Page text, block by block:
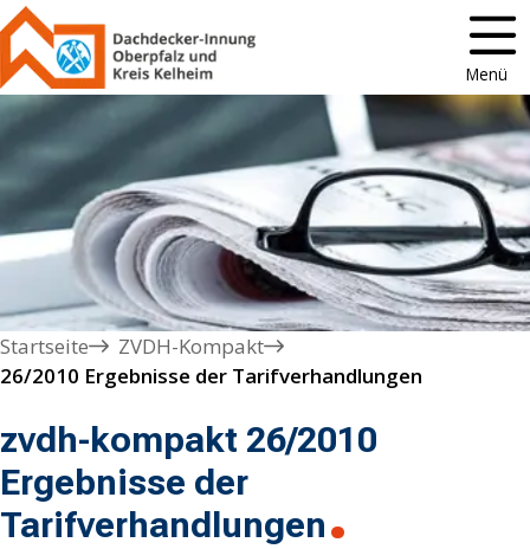
Menü
Startseite
ZVDH-Kompakt
26/2010 Ergebnisse der Tarifverhandlungen
zvdh-kompakt 26/2010
Ergebnisse der
Tarifverhandlungen